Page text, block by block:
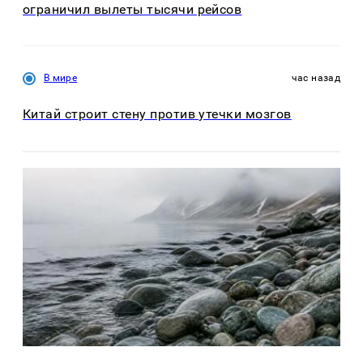
ограничил вылеты тысячи рейсов
В мире час назад
Китай строит стену против утечки мозгов